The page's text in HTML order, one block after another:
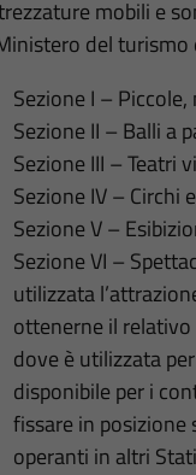
mobili e
del turismo
Sezione I –
Sezione II – Balli a
Sezione III – Teatri
Sezione IV – Circhi
Sezione V –
Sezione VI –
utilizzata
ottenerne il
dove è utilizzata
disponibile per i
fissare in posizione
operanti in altri